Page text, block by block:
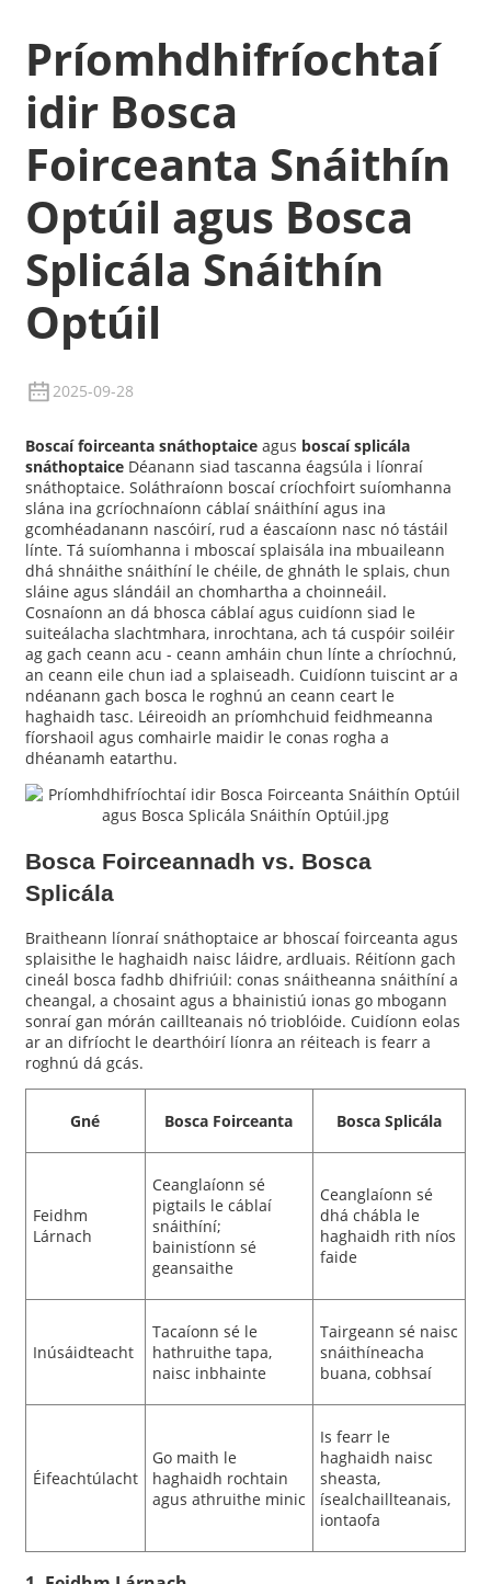
Príomhdhifríochtaí
idir Bosca
Foirceanta Snáithín
Optúil agus Bosca
Splicála Snáithín
Optúil
2025-09-28
Boscaí foirceanta snáthoptaiceagus boscaí splicála
snáthoptaiceDéanann siad tascanna éagsúla i líonraí
snáthoptaice. Soláthraíonn boscaí críochfoirt suíomhanna
slána ina gcríochnaíonn cáblaí snáithíní agus ina
gcomhéadanann nascóirí, rud a éascaíonn nasc nó tástáil
línte. Tá suíomhanna i mboscaí splaisála ina mbuaileann
dhá shnáithe snáithíní le chéile, de ghnáth le splais, chun
sláine agus slándáil an chomhartha a choinneáil.
Cosnaíonn an dá bhosca cáblaí agus cuidíonn siad le
suiteálacha slachtmhara, inrochtana, ach tá cuspóir soiléir
ag gach ceann acu - ceann amháin chun línte a chríochnú,
an ceann eile chun iad a splaiseadh. Cuidíonn tuiscint ar a
ndéanann gach bosca le roghnú an ceann ceart le
haghaidh tasc. Léireoidh an príomhchuid feidhmeanna
fíorshaoil ​​agus comhairle maidir le conas rogha a
dhéanamh eatarthu.
Bosca Foirceannadh vs. Bosca
Splicála
Braitheann líonraí snáthoptaice ar bhoscaí foirceanta agus
splaisithe le haghaidh naisc láidre, ardluais. Réitíonn gach
cineál bosca fadhb dhifriúil: conas snáitheanna snáithíní a
cheangal, a chosaint agus a bhainistiú ionas go mbogann
sonraí gan mórán caillteanais nó trioblóide. Cuidíonn eolas
ar an difríocht le dearthóirí líonra an réiteach is fearr a
roghnú dá gcás.
Gné Bosca Foirceanta Bosca Splicála
Feidhm
Lárnach
Ceanglaíonn sé
pigtails le cáblaí
snáithíní;
bainistíonn sé
geansaithe
Ceanglaíonn sé
dhá chábla le
haghaidh rith níos
faide
Inúsáidteacht
Tacaíonn sé le
hathruithe tapa,
naisc inbhainte
Tairgeann sé naisc
snáithíneacha
buana, cobhsaí
Éifeachtúlacht
Go maith le
haghaidh rochtain
agus athruithe minic
Is fearr le
haghaidh naisc
sheasta,
ísealchaillteanais,
iontaofa